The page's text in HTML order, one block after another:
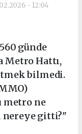
- 12:04
günde
Metro Hattı,
bilmedi.
metro ne
nereye gitti?"